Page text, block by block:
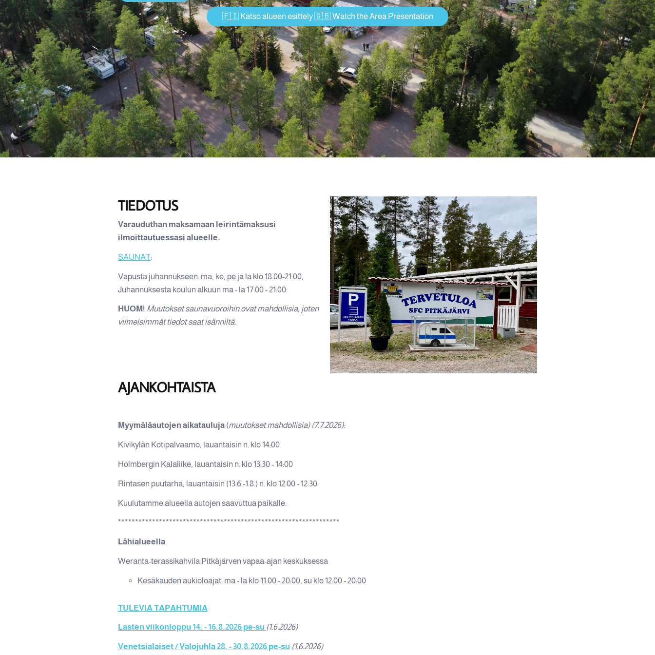
🇫🇮 Katso alueen esittely 🇬🇧 Watch the Area Presentation
TIEDOTUS
Varauduthan maksamaan leirintämaksusi
ilmoittautuessasi alueelle.
SAUNAT:
Vapusta juhannukseen: ma, ke, pe ja la klo 18:00-21:00,
Juhannuksesta koulun alkuun ma - la 17:00 - 21:00.
HUOM! Muutokset saunavuoroihin ovat mahdollisia, joten
viimeisimmät tiedot saat isänniltä.
AJANKOHTAISTA
Myymäläautojen aikatauluja (muutokset mahdollisia) (7.7.2026):
Kivikylän Kotipalvaamo, lauantaisin n. klo 14:00
Holmbergin Kalaliike, lauantaisin n. klo 13:30 - 14:00
Rintasen puutarha, lauantaisin (13.6.-1.8.) n. klo 12:00 - 12:30
Kuulutamme alueella autojen saavuttua paikalle.
*****************************************************************
Lähialueella
Weranta-terassikahvila Pitkäjärven vapaa-ajan keskuksessa
Kesäkauden aukioloajat: ma - la klo 11:00 - 20:00, su klo 12:00 - 20:00
TULEVIA TAPAHTUMIA
Lasten viikonloppu 14. - 16.8.2026 pe-su (1.6.2026)
Venetsialaiset / Valojuhla 28. - 30.8.2026 pe-su (1.6.2026)